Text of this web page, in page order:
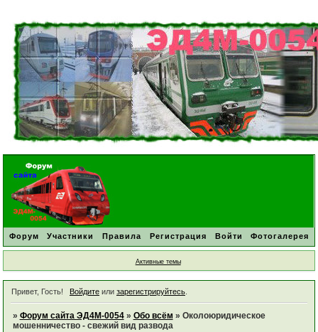
Форум Участники Правила Регистрация Войти Фотогалерея
Активные темы
Привет, Гость! Войдитеили зарегистрируйтесь.
» Форум сайта ЭД4М-0054 » Обо всём » Околоюридическое
мошенничество - свежий вид развода